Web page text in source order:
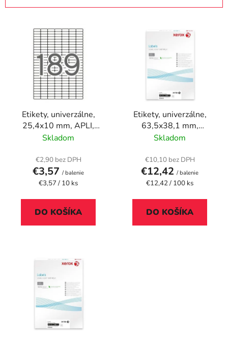
Etikety, univerzálne,
25,4x10 mm, APLI,
1890 etikiet/bal
Skladom
€2,90 bez DPH
€3,57 / balenie
Jednotková
€3,57 / 10 ks
DO KOŠÍKA
Etikety, univerzálne,
63,5x38,1 mm,
zaoblené rohy, XEROX,
Skladom
€10,10 bez DPH
€12,42 / balenie
Jednotková
€12,42 / 100 ks
DO KOŠÍKA